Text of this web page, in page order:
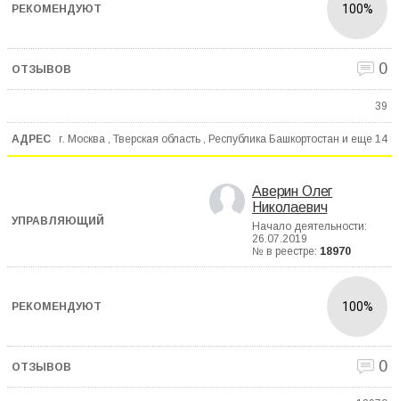
100%
0
39
г. Москва , Тверская область , Республика Башкортостан и еще 14
Аверин Олег
Николаевич
Начало деятельности:
26.07.2019
№ в реестре: 18970
100%
0